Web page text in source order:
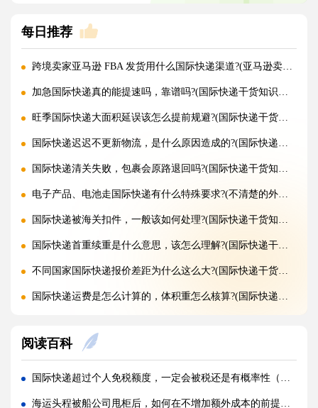
每日推荐
跨境卖家亚马逊 FBA 发货用什么国际快递渠道?(亚马逊卖家必看篇)
加急国际快递真的能提速吗，靠谱吗?(国际快递干货知识分享)
旺季国际快递大面积延误该怎么提前规避?(国际快递干货知识分享)
国际快递迟迟不更新物流，是什么原因造成的?(国际快递干货知识分享)
国际快递清关失败，包裹会原路退回吗?(国际快递干货知识分享)
电子产品、电池走国际快递有什么特殊要求?(不清楚的外贸人看过来)
国际快递被海关扣件，一般该如何处理?(国际快递干货知识分享)
国际快递首重续重是什么意思，该怎么理解?(国际快递干货知识分享)
不同国家国际快递报价差距为什么这么大?(国际快递干货知识分享)
国际快递运费是怎么计算的，体积重怎么核算?(国际快递干货知识分享)
什么是国际快递，和国际物流有什么区别（国际快递干货知识分享）
亚马逊 FBA 空运头程，选空派还是纯空运更合适?(国际空运干货知识分享)
实木包装走国际空运，一定要做熏蒸吗?(国际空运干货知识分享)
阅读百科
国际快递超过个人免税额度，一定会被税还是有概率性（国际快递干货知识分享）
海运头程被船公司甩柜后，如何在不增加额外成本的前提下快速改配（国际海运干货知识分享）